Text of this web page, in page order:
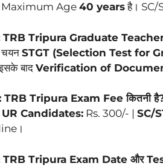
Maximum Age 40 yearsहै। SC/
TRB Tripura Graduate
STGT (Selection Test for
बादVerification of
TRB Tripura Exam Fee कितनी
UR Candidates: Rs. 300/- | SC/
TRB Tripura Exam Date और